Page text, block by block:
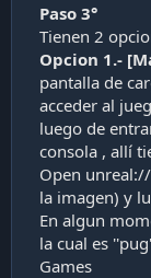
Paso 3°
Tienen 2
Opcion 1.-
pantalla de
acceder al
luego de
consola , allí
Open
la imagen) y
En algun
la cual es
Games